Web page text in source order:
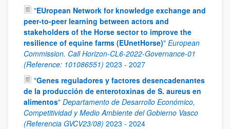
"EUropean Network for knowledge exchange and
peer-to-peer learning between actors and
stakeholders of the Horse sector to improve the
resilience of equine farms (EUnetHorse)" European
Commission. Call Horizon-CL6-2022-Governance-01
(Reference: 101086551) 2023 - 2027
"Genes reguladores y factores desencadenantes
de la producción de enterotoxinas de S. aureus en
alimentos" Departamento de Desarrollo Económico,
Competitividad y Medio Ambiente del Gobierno Vasco
(Referencia GVCV23/08) 2023 - 2024